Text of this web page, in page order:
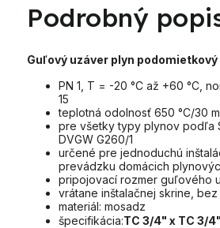
Podrobný
Guľový uzáver plyn podomietkový
PN 1, T = -20 °C až +60 °C,
15
teplotná odolnosť 650 °C/30
pre všetky typy plynov podľa
DVGW G260/1
určené pre jednoduchú
prevádzku domácich
pripojovací rozmer guľového
vrátane inštalačnej skrine,
materiál: mosadz
špecifikácia:TC 3/4" x TC 3/4"